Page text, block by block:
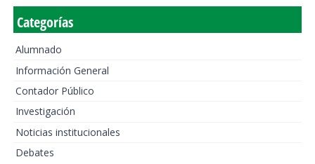
Categorías
Alumnado
Información General
Contador Público
Investigación
Noticias institucionales
Debates